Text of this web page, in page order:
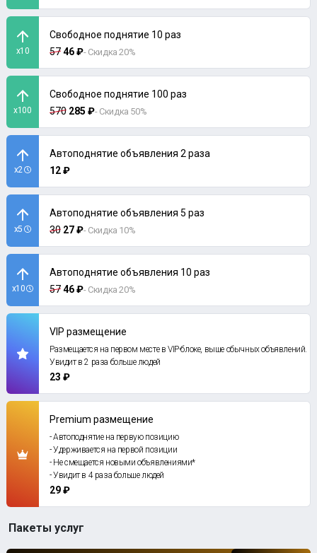
x10
Свободное поднятие 10 раз
5746 ₽- Скидка 20%
x100
Свободное поднятие 100 раз
570 285 ₽- Скидка 50%
x2
Автоподнятие объявления 2 раза
12 ₽
x5
Автоподнятие объявления 5 раз
30 27 ₽- Скидка 10%
x10
Автоподнятие объявления 10 раз
5746 ₽- Скидка 20%
VIP размещение
Размещается на первом месте в VIP-блоке, выше обычных объявлений.
Увидит в 2 раза больше людей
23 ₽
Premium размещение
- Автоподнятие на первую позицию
- Удерживается на первой позиции
- Не смещается новыми объявлениями*
- Увидит в 4 раза больше людей
29 ₽
Пакеты услуг